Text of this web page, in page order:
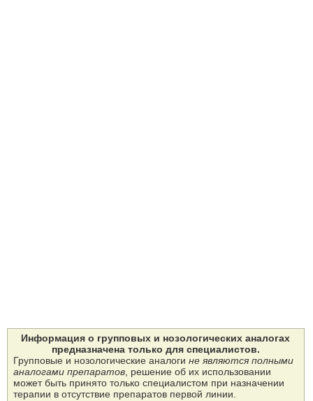
Информация о групповых и нозологических аналогах
предназначена только для специалистов.
Групповые и нозологические аналоги не являются полными
аналогами препаратов, решение об их использовании
может быть принято только специалистом при назначении
терапии в отсутствие препаратов первой линии.